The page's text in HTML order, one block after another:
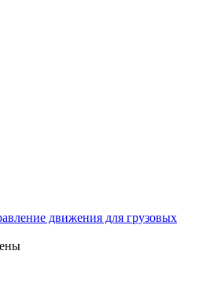
движения для грузовых